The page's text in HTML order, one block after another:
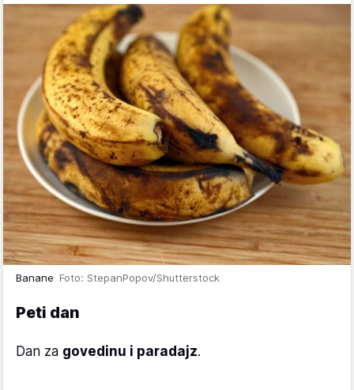
Banane Foto: StepanPopov/Shutterstock
Peti dan
Dan za govedinu i paradajz.